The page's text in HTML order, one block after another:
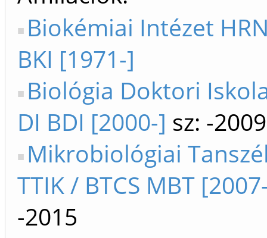
Biokémiai Intézet
BKI [1971-]
Biológia Doktori
DI BDI [2000-] sz: -2009
Mikrobiológiai
TTIK / BTCS MBT
-2015